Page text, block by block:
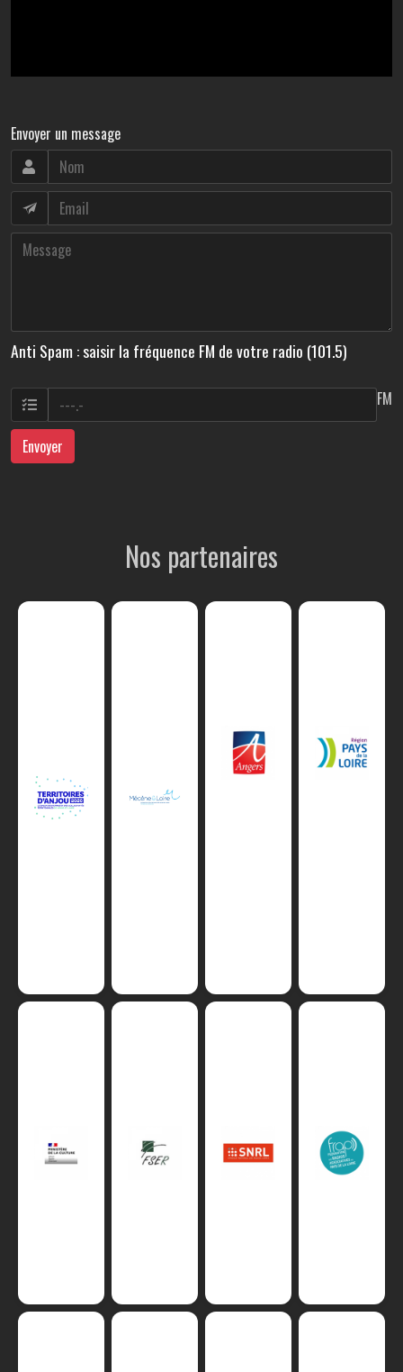
Envoyer un message
Anti Spam : saisir la fréquence FM de votre radio (101.5)
FM
Envoyer
Nos partenaires